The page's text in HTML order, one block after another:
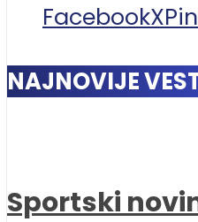
FacebookX
NAJNOVIJE
Sportski